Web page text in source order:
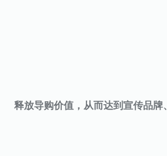
释放导购价值，从而达到宣传品